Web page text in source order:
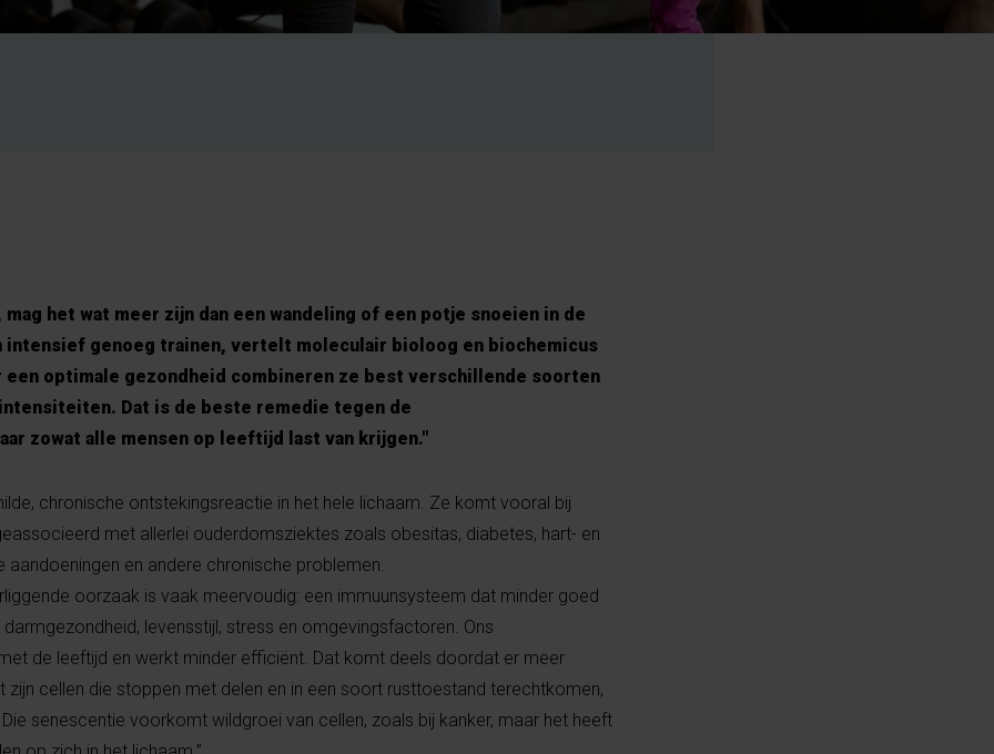
het wat meer zijn dan een wandeling of een potje snoeien in de
intensief genoeg trainen, vertelt moleculair bioloog en biochemicus
een optimale gezondheid combineren ze best verschillende soorten
Dat is de beste remedie tegen de
zowat alle mensen op leeftijd last van krijgen."
chronische ontstekingsreactie in het hele lichaam. Ze komt vooral bij
met allerlei ouderdomsziektes zoals obesitas, diabetes, hart- en
en andere chronische problemen.
oorzaak is vaak meervoudig: een immuunsysteem dat minder goed
levensstijl, stress en omgevingsfactoren. Ons
de leeftijd en werkt minder efficiënt. Dat komt deels doordat er meer
zijn cellen die stoppen met delen en in een soort rusttoestand terechtkomen,
senescentie voorkomt wildgroei van cellen, zoals bij kanker, maar het heeft